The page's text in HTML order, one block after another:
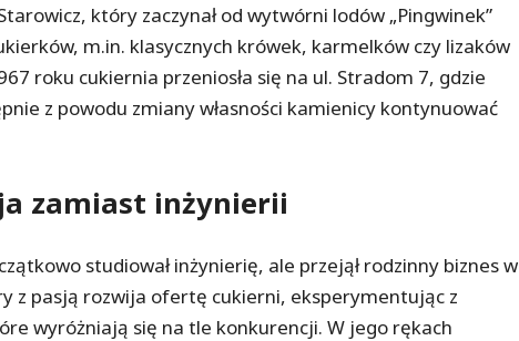
który zaczynał od wytwórni lodów „Pingwinek”
m.in. klasycznych krówek, karmelków czy lizaków
roku cukiernia przeniosła się na ul. Stradom 7, gdzie
z powodu zmiany własności kamienicy kontynuować
zamiast inżynierii
studiował inżynierię, ale przejął rodzinny biznes w
z pasją rozwija ofertę cukierni, eksperymentując z
wyróżniają się na tle konkurencji. W jego rękach